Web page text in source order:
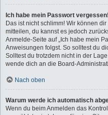
Ich habe mein Passwort vergessen!
Das ist nicht schlimm! Wir können
mitteilen, du kannst es jedoch
Anmelde-Seite auf „Ich habe mein
Anweisungen folgst. So solltest du
Solltest du trotzdem nicht in der
wende dich an die Board-
Nach oben
Warum werde ich automatisch
Wenn du beim Anmelden das